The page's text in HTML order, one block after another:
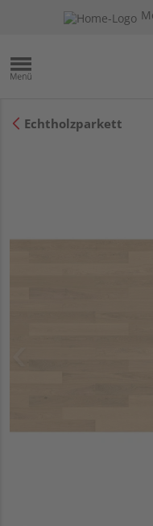
Echtholzparkett